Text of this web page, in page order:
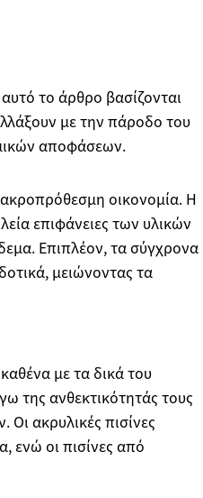
το άρθρο βασίζονται
με την πάροδο του
αποφάσεων.
οικονομία. Η
επιφάνειες των υλικών
Επιπλέον, τα σύγχρονα
μειώνοντας τα
με τα δικά του
της ανθεκτικότητάς τους
ακρυλικές πισίνες
ενώ οι πισίνες από